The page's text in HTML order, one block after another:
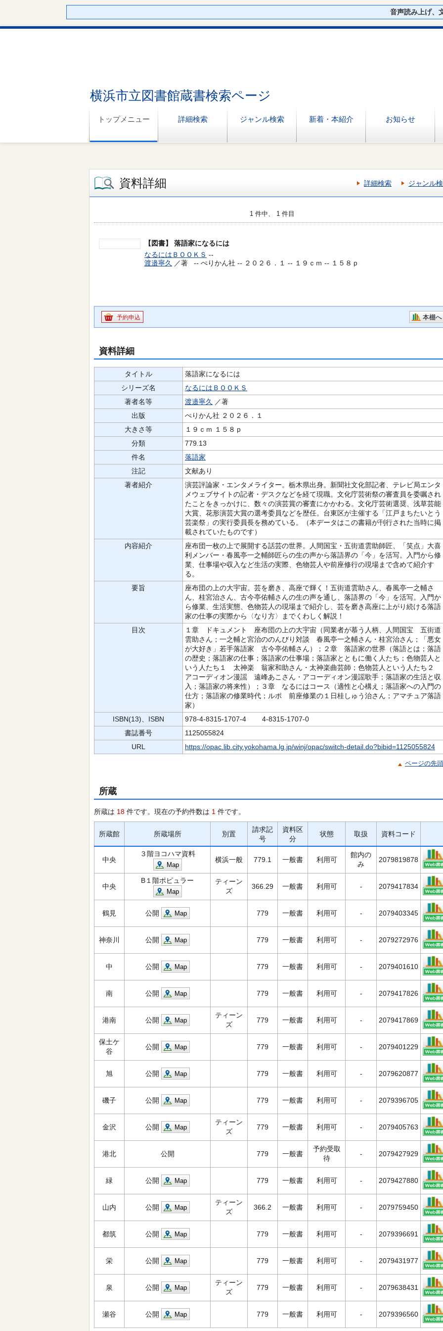
音声読み上げ、
横浜市立図書館蔵書検索ページ
トップメニュー 詳細検索 ジャンル検索 新着・本紹介 お知らせ
資料詳細 詳細検索 ジャンル
1 件中、 1 件目
【図書】
落語家になるには
なるにはＢＯＯＫＳ --
渡邉寧久 ／著 -- ぺりかん社 -- ２０２６．１ -- １９ｃｍ -- １５８ｐ
予約申込 本棚へ
資料詳細
タイトル
落語家になるには
シリーズ名
なるにはＢＯＯＫＳ
著者名等
渡邉寧久 ／著
出版
ぺりかん社 ２０２６．１
大きさ等
１９ｃｍ １５８ｐ
分類
779.13
件名
落語家
注記
文献あり
著者紹介
演芸評論家・エンタメライター。栃木県出身。新聞社文化部記者、テレビ局エンタ
メウェブサイトの記者・デスクなどを経て現職。文化庁芸術祭の審査員を委嘱され
たことをきっかけに、数々の演芸賞の審査にかかわる。文化庁芸術選奨、浅草芸能
大賞、花形演芸大賞の選考委員などを歴任。台東区が主催する「江戸まちたいとう
芸楽祭」の実行委員長を務めている。（本データはこの書籍が刊行された当時に掲
載されていたものです）
内容紹介
座布団一枚の上で展開する話芸の世界。人間国宝・五街道雲助師匠、「笑点」大喜
利メンバー・春風亭一之輔師匠らの生の声から落語界の「今」を活写。入門から修
業、仕事場や収入など生活の実際、色物芸人や前座修行の現場まで含めて紹介す
る。
要旨
座布団の上の大宇宙。芸を磨き、高座で輝く！五街道雲助さん、春風亭一之輔さ
ん、桂宮治さん、古今亭佑輔さんの生の声を通し、落語界の「今」を活写。入門か
ら修業、生活実態、色物芸人の現場まで紹介し、芸を磨き高座に上がり続ける落語
家の仕事の実際から〈なり方〉までくわしく解説！
目次
１章 ドキュメント 座布団の上の大宇宙（同業者が慕う人柄、人間国宝 五街道
雲助さん；一之輔と宮治ののんびり対談 春風亭一之輔さん・桂宮治さん；「悪女
が大好き」若手落語家 古今亭佑輔さん）；２章 落語家の世界（落語とは；落語
の歴史；落語家の仕事；落語家の仕事場；落語家とともに働く人たち；色物芸人と
いう人たち１ 太神楽 翁家和助さん・太神楽曲芸師；色物芸人という人たち２
アコーディオン漫謡 遠峰あこさん・アコーディオン漫謡歌手；落語家の生活と収
入；落語家の将来性）；３章 なるにはコース（適性と心構え；落語家への入門の
仕方；落語家の修業時代；ルポ 前座修業の１日桂しゅう治さん；アマチュア落語
家）
ISBN(13)、ISBN
978-4-8315-1707-4 4-8315-1707-0
書誌番号
1125055824
URL
https://opac.lib.city.yokohama.lg.jp/winj/opac/switch-detail.do?bibid=1125055824
ページの先
所蔵
所蔵は 18 件です。現在の予約件数は 1 件です。
所蔵館 所蔵場所 別置
請求記
号
資料区
分
状態 取扱 資料コード
中央
３階ヨコハマ資料
Map
横浜一般 779.1 一般書 利用可
館内の
み
2079819878
中央
B１階ポピュラー
Map
ティーン
ズ
366.29 一般書 利用可 - 2079417834
鶴見 公開 Map 779 一般書 利用可 - 2079403345
神奈川 公開 Map 779 一般書 利用可 - 2079272976
中 公開 Map 779 一般書 利用可 - 2079401610
南 公開 Map 779 一般書 利用可 - 2079417826
港南 公開 Map
ティーン
ズ
779 一般書 利用可 - 2079417869
保土ケ
谷
公開 Map 779 一般書 利用可 - 2079401229
旭 公開 Map 779 一般書 利用可 - 2079620877
磯子 公開 Map 779 一般書 利用可 - 2079396705
金沢 公開 Map
ティーン
ズ
779 一般書 利用可 - 2079405763
港北 公開 779 一般書
予約受取
待
- 2079427929
緑 公開 Map 779 一般書 利用可 - 2079427880
山内 公開 Map
ティーン
ズ
366.2 一般書 利用可 - 2079759450
都筑 公開 Map 779 一般書 利用可 - 2079396691
栄 公開 Map 779 一般書 利用可 - 2079431977
泉 公開 Map
ティーン
ズ
779 一般書 利用可 - 2079638431
瀬谷 公開 Map 779 一般書 利用可 - 2079396560